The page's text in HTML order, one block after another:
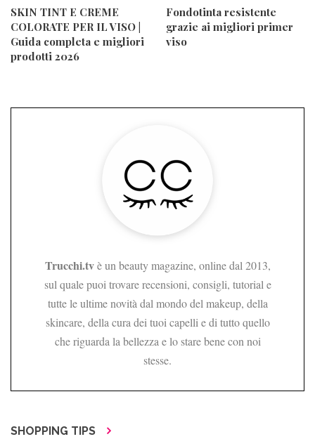
SKIN TINT E CREME
COLORATE PER IL VISO |
Guida completa e migliori
prodotti 2026
Fondotinta resistente
grazie ai migliori primer
viso
Trucchi.tvè un beauty magazine, online dal 2013,
sul quale puoi trovare recensioni, consigli, tutorial e
tutte le ultime novità dal mondo del makeup, della
skincare, della cura dei tuoi capelli e di tutto quello
che riguarda la bellezza e lo stare bene con noi
stesse.
SHOPPING TIPS